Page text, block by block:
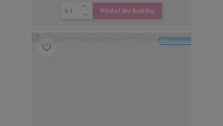
Přidat do košíku
🆕 Novinka